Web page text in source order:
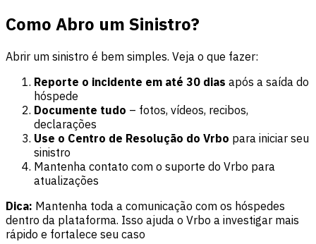
Como Abro um Sinistro?
Abrir um sinistro é bem simples. Veja o que fazer:
Reporte o incidente em até 30 dias após a saída do
hóspede
Documente tudo – fotos, vídeos, recibos,
declarações
Use o Centro de Resolução do Vrbo para iniciar seu
sinistro
Mantenha contato com o suporte do Vrbo para
atualizações
Dica: Mantenha toda a comunicação com os hóspedes
dentro da plataforma. Isso ajuda o Vrbo a investigar mais
rápido e fortalece seu caso